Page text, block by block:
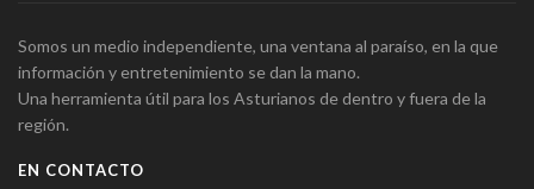
Somos un medio independiente, una ventana al paraíso, en la que
información y entretenimiento se dan la mano.
Una herramienta útil para los Asturianos de dentro y fuera de la
región.
EN CONTACTO